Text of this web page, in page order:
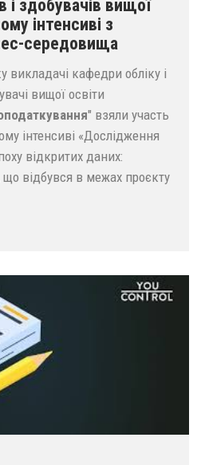
і здобувачів вищої
інтенсиві з
середовища
викладачі кафедри обліку і
вищої освіти
" взяли участь
інтенсиві «Дослідження
відкритих даних:
що відбувся в межах проєкту